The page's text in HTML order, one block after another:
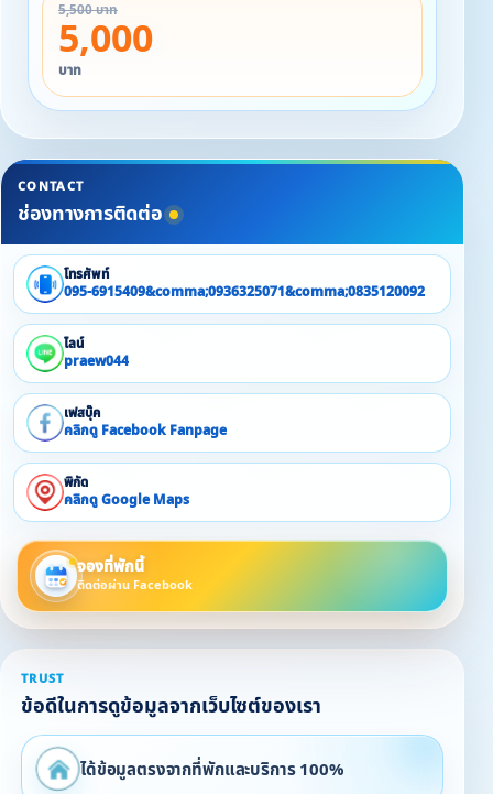
5,500 บาท
5,000
บาท
CONTACT
ช่องทางการติดต่อ
โทรศัพท์
095-6915409&comma;0936325071&comma;0835120092
ไลน์
praew044
เฟสบุ๊ค
คลิกดู Facebook Fanpage
พิกัด
คลิกดู Google Maps
จองที่พักนี้
ติดต่อผ่าน Facebook
TRUST
ข้อดีในการดูข้อมูลจากเว็บไซต์ของเรา
ได้ข้อมูลตรงจากที่พักและบริการ 100%